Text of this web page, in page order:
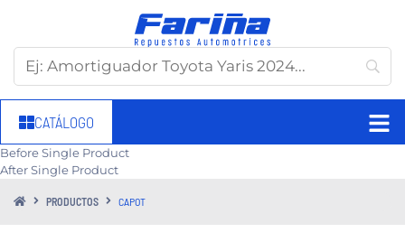
CATÁLOGO
Before Single Product
After Single Product
PRODUCTOS CAPOT